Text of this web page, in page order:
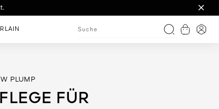
& La Matière.
Suche
PLUMP
FÜR